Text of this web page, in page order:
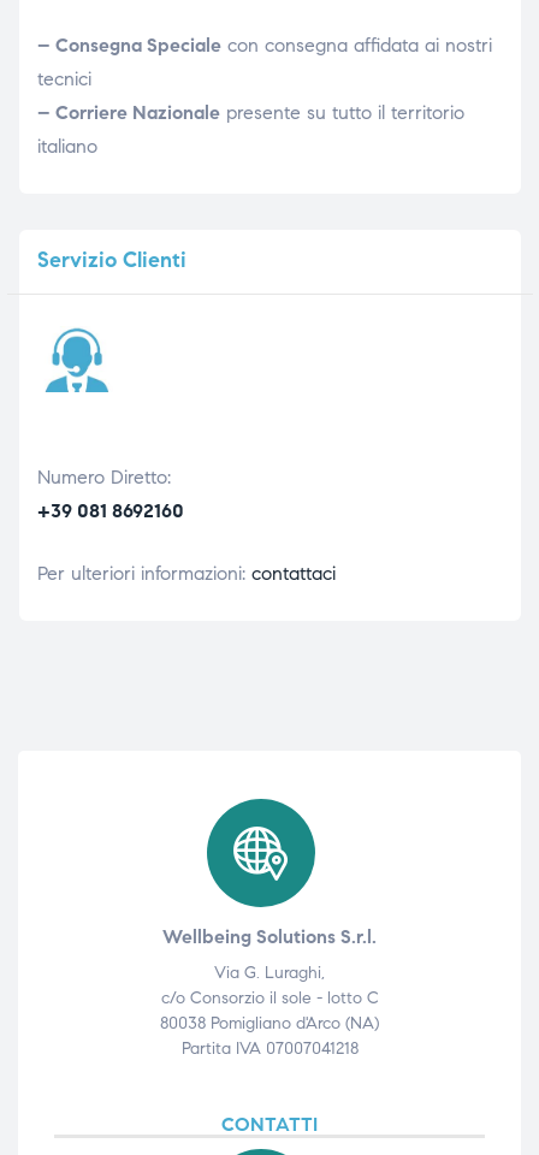
– Consegna Specialecon consegna affidata ai nostri
tecnici
– Corriere Nazionalepresente su tutto il territorio
italiano
ServizioClienti
Numero Diretto:
+39 081 8692160
Per ulteriori informazioni: contattaci
Wellbeing Solutions S.r.l.
Via G. Luraghi,
c/o Consorzio il sole - lotto C
80038 Pomigliano d'Arco (NA)
Partita IVA 07007041218
CONTATTI